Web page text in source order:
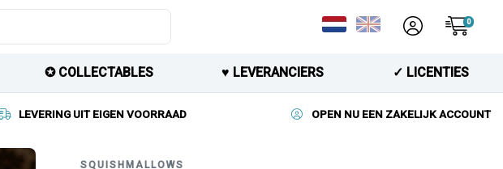
0
✪ COLLECTABLES ♥︎ LEVERANCIERS ✓ LICENTIES
LEVERING UIT EIGEN VOORRAAD OPEN NU EEN ZAKELIJK ACCOUNT
SQUISHMALLOWS